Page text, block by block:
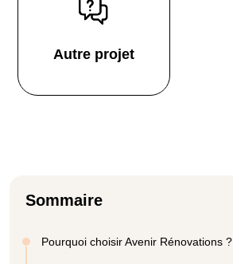
Autre projet
Sommaire
Pourquoi choisir Avenir Rénovations ?